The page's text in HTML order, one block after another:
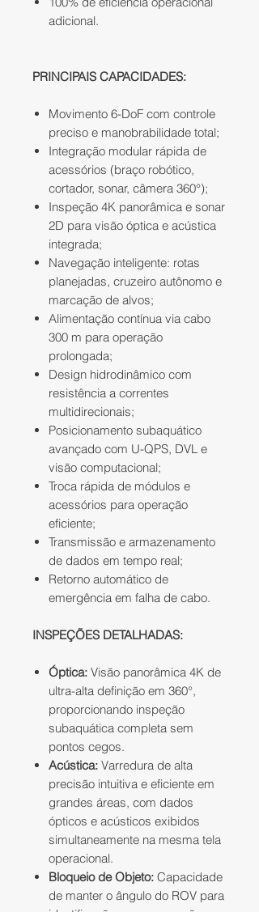
adicional.
PRINCIPAIS CAPACIDADES:
Movimento 6-DoF com controle
preciso e manobrabilidade total;
Integração modular rápida de
acessórios (braço robótico,
cortador, sonar, câmera 360°);
Inspeção 4K panorâmica e sonar
2D para visão óptica e acústica
integrada;
Navegação inteligente: rotas
planejadas, cruzeiro autônomo e
marcação de alvos;
Alimentação contínua via cabo
300 m para operação
prolongada;
Design hidrodinâmico com
resistência a correntes
multidirecionais;
Posicionamento subaquático
avançado com U-QPS, DVL e
visão computacional;
Troca rápida de módulos e
acessórios para operação
eficiente;
Transmissão e armazenamento
de dados em tempo real;
Retorno automático de
emergência em falha de cabo.
INSPEÇÕES DETALHADAS:
Óptica: Visão panorâmica 4K de
ultra-alta definição em 360°,
proporcionando inspeção
subaquática completa sem
pontos cegos.
Acústica: Varredura de alta
precisão intuitiva e eficiente em
grandes áreas, com dados
ópticos e acústicos exibidos
simultaneamente na mesma tela
operacional.
Bloqueio de Objeto: Capacidade
de manter o ângulo do ROV para